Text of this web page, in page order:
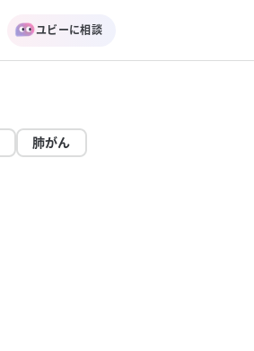
ユビーに相談
肺がん